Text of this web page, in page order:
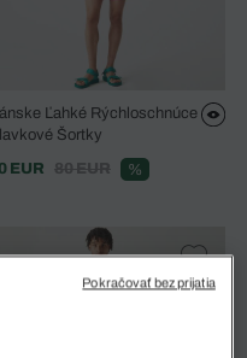
Ľahké Rýchloschnúce
Šortky
EUR
80 EUR %
Pokračovať bez prijatia